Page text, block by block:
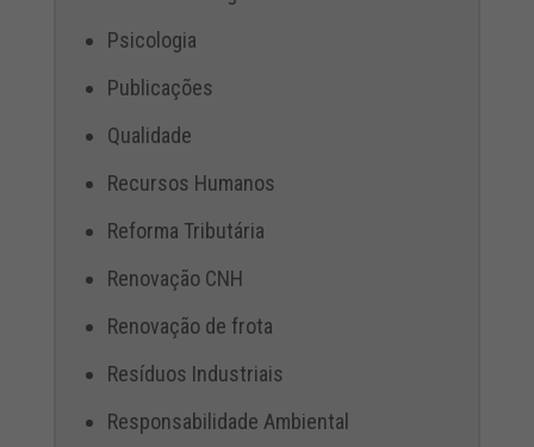
Psicologia
Publicações
Qualidade
Recursos Humanos
Reforma Tributária
Renovação CNH
Renovação de frota
Resíduos Industriais
Responsabilidade Ambiental